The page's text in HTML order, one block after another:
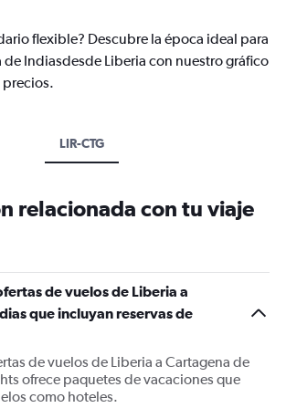
flexible? Descubre la época ideal para
de Indiasdesde Liberia con nuestro gráfico
LIR-CTG
relacionada con tu viaje
de vuelos de Liberia a
que incluyan reservas de
de vuelos de Liberia a Cartagena de
ofrece paquetes de vacaciones que
como hoteles.